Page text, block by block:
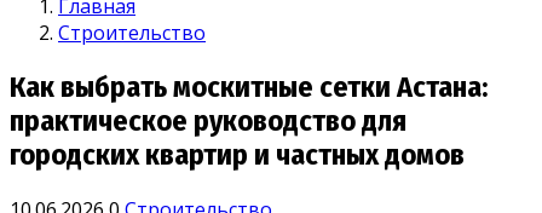
Главная
Строительство
Как выбрать москитные сетки Астана:
практическое руководство для
городских квартир и частных домов